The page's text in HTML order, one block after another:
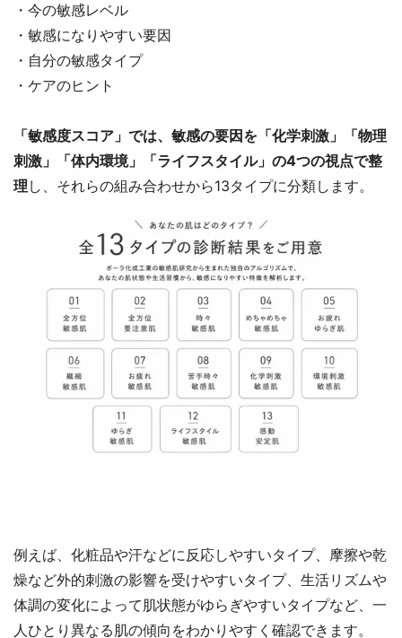
・今の敏感レベル
・敏感になりやすい要因
・自分の敏感タイプ
・ケアのヒント
「敏感度スコア」では、敏感の要因を「化学刺激」「物理
刺激」「体内環境」「ライフスタイル」の4つの視点で整
理 し、それらの組み合わせから13タイプに分類します。
例えば、化粧品や汗などに反応しやすいタイプ、摩擦や乾
燥など外的刺激の影響を受けやすいタイプ、生活リズムや
体調の変化によって肌状態がゆらぎやすいタイプなど、一
人ひとり異なる肌の傾向をわかりやすく確認できます。